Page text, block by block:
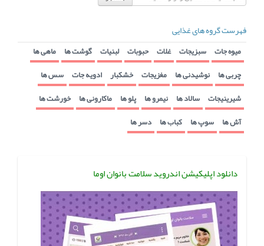
فهرست گروه های غذایی
میوه جات سبزیجات غلات حبوبات لبنیات گوشت ها ماهی ها
چربی ها نوشیدنی ها مغزیجات خشکبار ادویه جات سس ها
شیرینیجات سالاد ها نیمرو ها پلو ها ماکارونی ها خورشت ها
آش ها سوپ ها کباب ها دسر ها
دانلود اپلیکیشن اندروید سلامت بانوان اوما